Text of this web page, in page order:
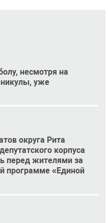
несмотря на
уже
округа Рита
корпуса
перед жителями за
программе «Единой